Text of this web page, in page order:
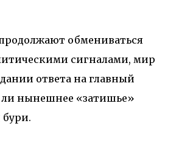
обмениваться
сигналами, мир
ответа на главный
ли нынешнее «затишье»